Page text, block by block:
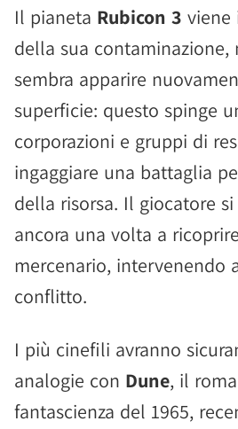
Il pianeta Rubicon 3 viene
della sua contaminazione,
sembra apparire
superficie: questo spinge
corporazioni e gruppi di
ingaggiare una battaglia
della risorsa. Il giocatore
ancora una volta a
mercenario, intervenendo
conflitto.
I più cinefili avranno
analogie con Dune, il
fantascienza del 1965,